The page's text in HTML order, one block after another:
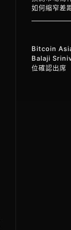
如何縮窄差
Bitcoin
Balaji
位確認出席